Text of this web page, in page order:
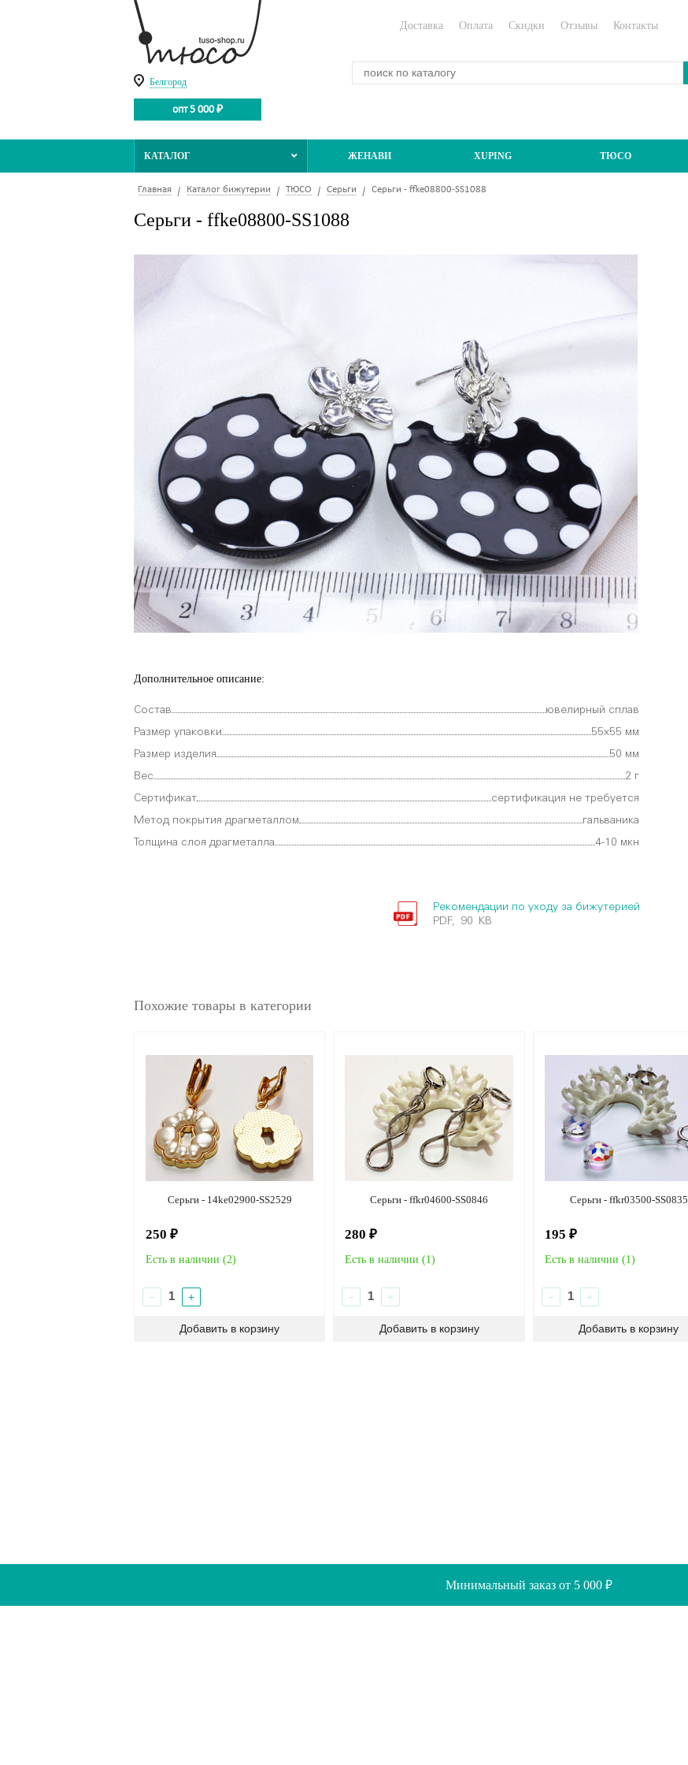
Белгород
опт 5 000 ₽
Минимальный заказ от 5 000 ₽
Доставка Оплата Скидки Отзывы Контакты
КАТАЛОГ ЖЕНАВИ XUPING ТЮСО
Главная Каталог бижутерии ТЮСО Серьги Серьги - ffke08800-SS1088
Серьги - ffke08800-SS1088
Дополнительное описание:
Состав ювелирный сплав
Размер упаковки 55х55 мм
Размер изделия 50 мм
Вес 2 г
Сертификат сертификация не требуется
Метод покрытия драгметаллом гальваника
Толщина слоя драгметалла 4-10 мкн
Рекомендации по уходу за бижутерией
PDF, 90 KB
Похожие товары в категории
Серьги - 14ke02900-SS2529
250 ₽
Есть в наличии (2)
− +
Серьги - ffkr04600-SS0846
280 ₽
Есть в наличии (1)
− +
Серьги - ffkr03500-SS0835
195 ₽
Есть в наличии (1)
− +